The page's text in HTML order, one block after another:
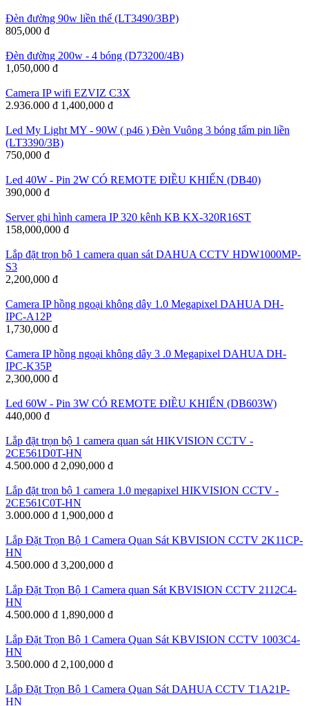
Đèn đường 90w liền thể (LT3490/3BP)
805,000 đ
Đèn đường 200w - 4 bóng (D73200/4B)
1,050,000 đ
Camera IP wifi EZVIZ C3X
2.936.000 đ 1,400,000 đ
Led My Light MY - 90W ( p46 ) Đèn Vuông 3 bóng tấm pin liền
(LT3390/3B)
750,000 đ
Led 40W - Pin 2W CÓ REMOTE ĐIỀU KHIỂN (DB40)
390,000 đ
Server ghi hình camera IP 320 kênh KB KX-320R16ST
158,000,000 đ
Lắp đặt trọn bộ 1 camera quan sát DAHUA CCTV HDW1000MP-
S3
2,200,000 đ
Camera IP hồng ngoại không dây 1.0 Megapixel DAHUA DH-
IPC-A12P
1,730,000 đ
Camera IP hồng ngoại không dây 3 .0 Megapixel DAHUA DH-
IPC-K35P
2,300,000 đ
Led 60W - Pin 3W CÓ REMOTE ĐIỀU KHIỂN (DB603W)
440,000 đ
Lắp đặt trọn bộ 1 camera quan sát HIKVISION CCTV -
2CE561D0T-HN
4.500.000 đ 2,090,000 đ
Lắp đặt trọn bộ 1 camera 1.0 megapixel HIKVISION CCTV -
2CE561C0T-HN
3.000.000 đ 1,900,000 đ
Lắp Đặt Trọn Bộ 1 Camera Quan Sát KBVISION CCTV 2K11CP-
HN
4.500.000 đ 3,200,000 đ
Lắp Đặt Trọn Bộ 1 Camera quan Sát KBVISION CCTV 2112C4-
HN
4.500.000 đ 1,890,000 đ
Lắp Đặt Trọn Bộ 1 Camera Quan Sát KBVISION CCTV 1003C4-
HN
3.500.000 đ 2,100,000 đ
Lắp Đặt Trọn Bộ 1 Camera Quan Sát DAHUA CCTV T1A21P-
HN